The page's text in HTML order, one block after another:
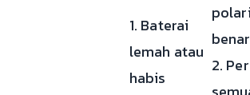
1. Baterai
lemah atau
habis
2.